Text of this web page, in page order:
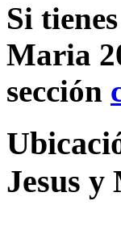
Si
Maria
sección
Jesus